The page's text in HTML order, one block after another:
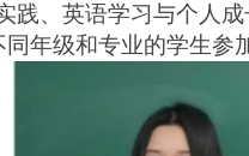
践、英语学习与个人
同年级和专业的学生参